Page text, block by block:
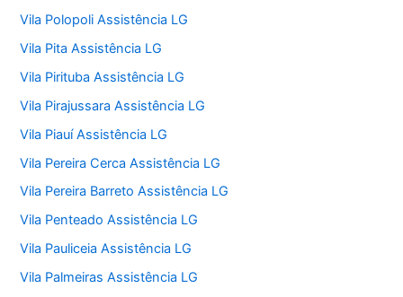
Vila Polopoli Assistência LG
Vila Pita Assistência LG
Vila Pirituba Assistência LG
Vila Pirajussara Assistência LG
Vila Piauí Assistência LG
Vila Pereira Cerca Assistência LG
Vila Pereira Barreto Assistência LG
Vila Penteado Assistência LG
Vila Pauliceia Assistência LG
Vila Palmeiras Assistência LG